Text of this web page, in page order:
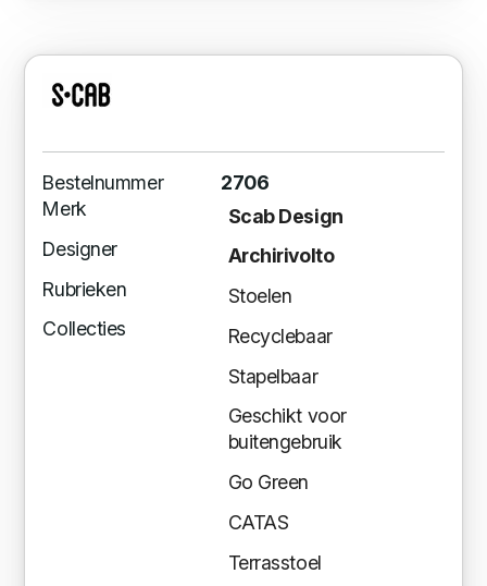
Bestelnummer
2706
Merk
Scab Design
Designer
Archirivolto
Rubrieken
Stoelen
Collecties
Recyclebaar
Stapelbaar
Geschikt voor
buitengebruik
Go Green
CATAS
Terrasstoel